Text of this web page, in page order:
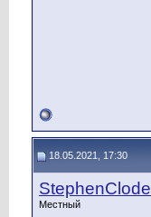
18.05.2021, 17:30
StephenClode
Местный